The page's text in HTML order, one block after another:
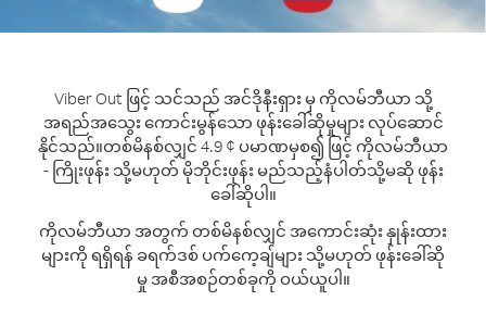
Viber Out ဖြင့် သင်သည် အင်ဒိုနီးရှား မှ ကိုလမ်ဘီယာ သို့
အရည်အသွေး ကောင်းမွန်သော ဖုန်းခေါ်ဆိုမှုများ လုပ်ဆောင်
နိုင်သည်။တစ်မိနစ်လျှင် 4.9 ¢ ပမာဏမှစ၍ ဖြင့် ကိုလမ်ဘီယာ
- ကြိုးဖုန်း သို့မဟုတ် မိုဘိုင်းဖုန်း မည်သည့်နံပါတ်သို့မဆို ဖုန်း
ခေါ်ဆိုပါ။
ကိုလမ်ဘီယာ အတွက် တစ်မိနစ်လျှင် အကောင်းဆုံး နှုန်းထား
များကို ရရှိရန် ခရက်ဒစ် ပက်ကေ့ချ်များ သို့မဟုတ် ဖုန်းခေါ်ဆို
မှု အစီအစဉ်တစ်ခုကို ဝယ်ယူပါ။